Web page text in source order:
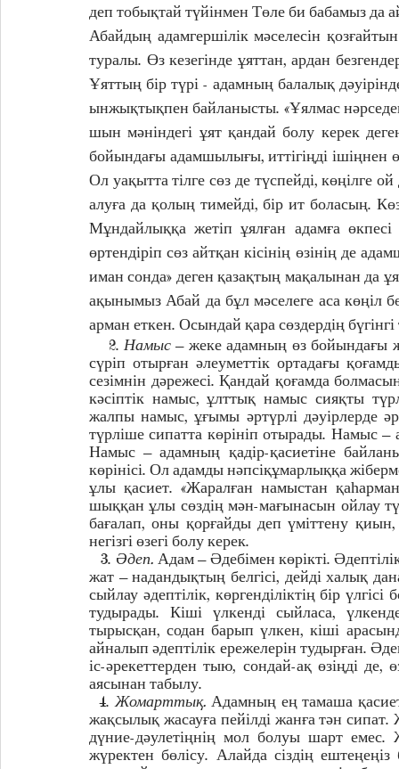
деп тобықтай түйінмен Төле би бабамыз да
Абайдың адамгершілік мәселесін
туралы. Өз кезегінде ұяттан, ардан
Ұяттың бір түрі - адамның балалық
ынжықтықпен байланысты. «Ұялмас
шын мәніндегі ұят қандай болу керек
бойындағы адамшылығы, иттігіңді
Ол уақытта тілге сөз де түспейді, көңілге
алуға да қолың тимейді, бір ит боласың.
Мұндайлыққа жетіп ұялған адамға
өртендіріп сөз айтқан кісінің өзінің де
иман сонда» деген қазақтың мақалынан да
ақынымыз Абай да бұл мәселеге аса көңіл
арман еткен. Осындай қара сөздердің
    2.
Намыс – жеке адамның өз бойындағы
сүріп отырған әлеуметтік ортадағы
сезімнін дәрежесі. Қандай қоғамда
кәсіптік намыс, ұлттық намыс сияқты
жалпы намыс, ұғымы әртүрлі дәуірлерде
түрліше сипатта көрініп отырады. Намыс
Намыс – адамның қадір-қасиетіне
көрінісі. Ол адамды нәпсіқұмарлыққа
ұлы қасиет. «Жаралған намыстан
шыққан ұлы сөздің мән-мағынасын ойлау
бағалап, оны қорғайды деп үміттену
негізгі өзегі болу керек.
   3.
Әдеп. Адам – Әдебімен көрікті.
жат – надандықтың белгісі, дейді халық
сыйлау әдептілік, көргенділіктің бір
тудырады. Кіші үлкенді сыйласа,
тырысқан, содан барып үлкен, кіші
айналып әдептілік ережелерін тудырған.
іс-әрекеттерден тыю, сондай-ақ өзіңді
аясынан табылу.
  4.
Жомарттық. Адамның ең тамаша
жақсылық жасауға пейілді жанға тән
дүние-дәулетіңнің мол болуы шарт
жүректен бөлісу. Алайда сіздің